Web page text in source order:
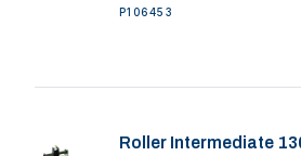
P106453
Roller Intermediate